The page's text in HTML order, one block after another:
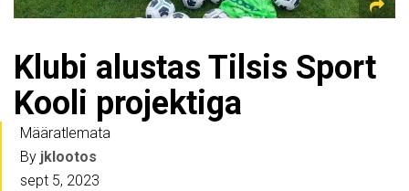
Klubi alustas Tilsis Sport
Kooli projektiga
Määratlemata
By jklootos
sept 5, 2023